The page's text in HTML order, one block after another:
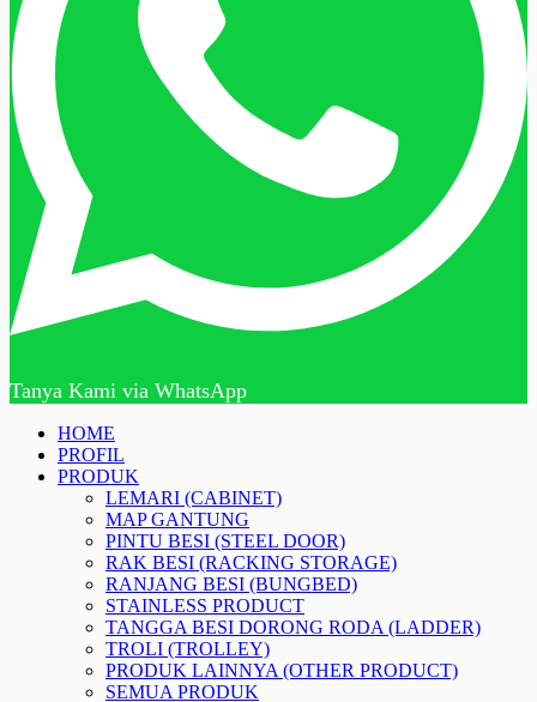
Tanya Kami via WhatsApp
HOME
PROFIL
PRODUK
LEMARI (CABINET)
MAP GANTUNG
PINTU BESI (STEEL DOOR)
RAK BESI (RACKING STORAGE)
RANJANG BESI (BUNGBED)
STAINLESS PRODUCT
TANGGA BESI DORONG RODA (LADDER)
TROLI (TROLLEY)
PRODUK LAINNYA (OTHER PRODUCT)
SEMUA PRODUK